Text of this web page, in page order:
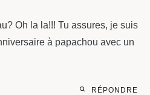
Oh la la!!! Tu assures, je suis
à papachou avec un
RÉPONDRE